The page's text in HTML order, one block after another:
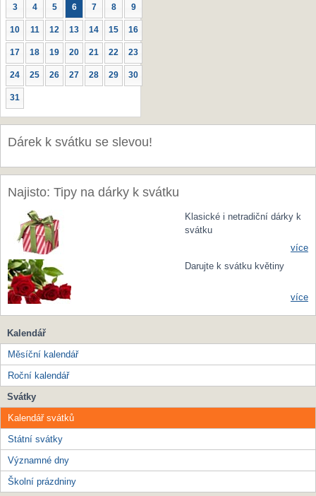
3 4 5 6 7 8 9
10 11 12 13 14 15 16
17 18 19 20 21 22 23
24 25 26 27 28 29 30
31
Dárek k svátku se slevou!
Najisto: Tipy na dárky k svátku
Klasické i netradiční dárky k
svátku
více
Darujte k svátku květiny
více
Kalendář
Měsíční kalendář
Roční kalendář
Svátky
Kalendář svátků
Státní svátky
Významné dny
Školní prázdniny